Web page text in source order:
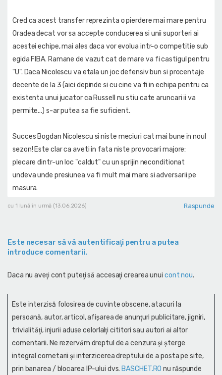
Cred ca acest transfer reprezinta o pierdere mai mare pentru
Oradea decat vor sa accepte conducerea si unii suporteri ai
acestei echipe, mai ales daca vor evolua intr-o competitie sub
egida FIBA. Ramane de vazut cat de mare va fi castigul pentru
"U". Daca Nicolescu va etala un joc defensiv bun si procentaje
decente de la 3 (aici depinde si cu cine va fi in echipa pentru ca
existenta unui jucator ca Russell nu stiu cate aruncari ii va
permite...) s-ar putea sa fie suficient.
Succes Bogdan Nicolescu si niste meciuri cat mai bune in noul
sezon! Este clar ca aveti in fata niste provocari majore:
plecare dintr-un loc "caldut" cu un sprijin neconditionat
undeva unde presiunea va fi mult mai mare si adversarii pe
masura.
cu 1 lună în urmă (13.06.2026) Raspunde
Este necesar să vă autentificaţi pentru a putea
introduce comentarii.
Daca nu aveţi cont puteţi să accesaţi crearea unui cont nou.
Este interzisă folosirea de cuvinte obscene, atacuri la
persoană, autor, articol, afişarea de anunţuri publicitare, jigniri,
trivialităţi, injurii aduse celorlalţi cititori sau autori ai altor
comentarii. Ne rezervăm dreptul de a cenzura și şterge
integral cometarii și interzicerea dreptului de a posta pe site,
prin banarea / blocarea IP-ului dvs. BASCHET.RO nu răspunde